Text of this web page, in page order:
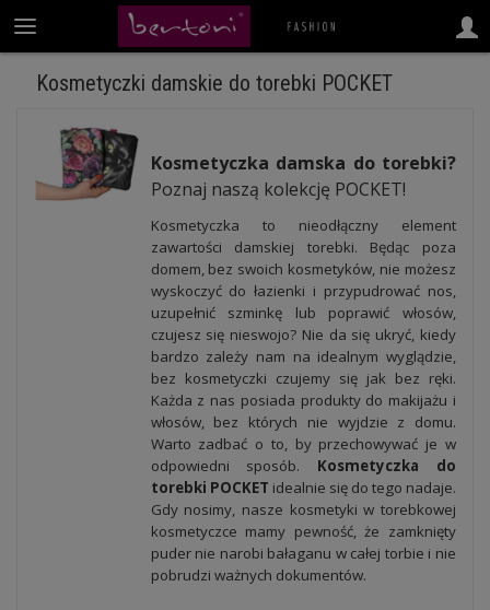
Kosmetyczki damskie do torebki POCKET
Kosmetyczka damska do torebki?
Poznaj naszą kolekcję POCKET!
Kosmetyczka to nieodłączny element
zawartości damskiej torebki. Będąc poza
domem, bez swoich kosmetyków, nie możesz
wyskoczyć do łazienki i przypudrować nos,
uzupełnić szminkę lub poprawić włosów,
czujesz się nieswojo? Nie da się ukryć, kiedy
bardzo zależy nam na idealnym wyglądzie,
bez kosmetyczki czujemy się jak bez ręki.
Każda z nas posiada produkty do makijażu i
włosów, bez których nie wyjdzie z domu.
Warto zadbać o to, by przechowywać je w
odpowiedni sposób. Kosmetyczka do
torebki POCKET idealnie się do tego nadaje.
Gdy nosimy, nasze kosmetyki w torebkowej
kosmetyczce mamy pewność, że zamknięty
puder nie narobi bałaganu w całej torbie i nie
pobrudzi ważnych dokumentów.